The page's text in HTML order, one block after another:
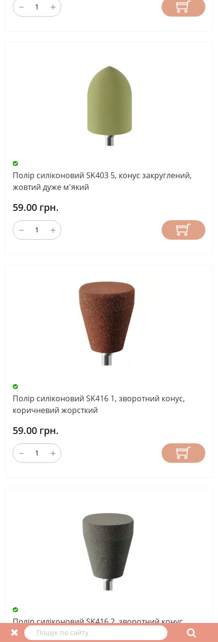
Полір силіконовий SK403 5, конус закруглений,
жовтий дуже м'який
59.00 грн.
Полір силіконовий SK416 1, зворотний конус,
коричневий жорсткий
59.00 грн.
Полір силіконовий SK416 2, зворотний конус,
сірий жорсткий